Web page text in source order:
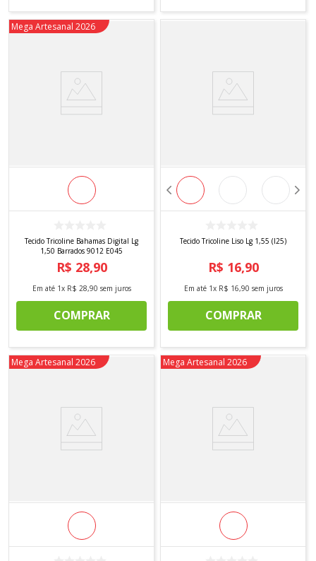
Novidade
Mega Artesanal 2026
Tecido Tricoline Bahamas Digital Lg
1,50 Barrados 9012 E045
R$ 28,90
Em até 1x R$ 28,90 sem juros
COMPRAR
Tecido Tricoline Liso Lg 1,55 (l25)
R$ 16,90
Em até 1x R$ 16,90 sem juros
COMPRAR
Novidade
Mega Artesanal 2026 Novidade
Mega Artesanal 2026